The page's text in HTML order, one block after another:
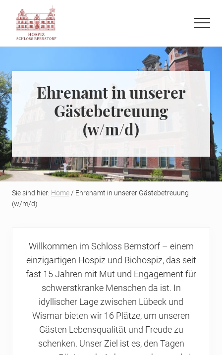
Menu
main
content
Refugium
der
letzten
Reise
Menu
Ehrenamt in unserer
Gästebetreuung
(w/m/d)
Sie sind hier: Home / Ehrenamt in unserer Gästebetreuung
(w/m/d)
Willkommen im Schloss Bernstorf – einem
einzigartigen Hospiz und Biohospiz, das seit
fast 15 Jahren mit Mut und Engagement für
schwerstkranke Menschen da ist. In
idyllischer Lage zwischen Lübeck und
Wismar bieten wir 16 Plätze, um unseren
Gästen Lebensqualität und Freude zu
schenken. Unser Ziel ist es, den Tagen